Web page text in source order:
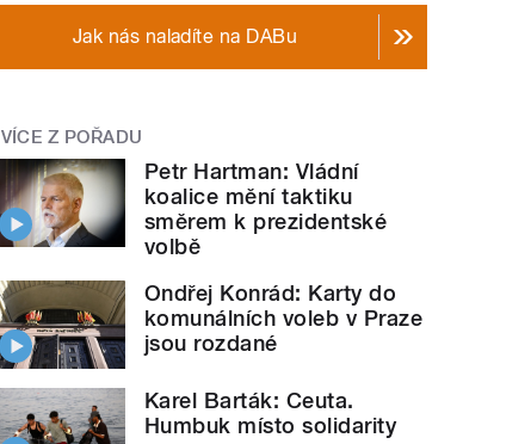
Jak nás naladíte na DABu
VÍCE Z POŘADU
Petr Hartman: Vládní
koalice mění taktiku
směrem k prezidentské
volbě
Ondřej Konrád: Karty do
komunálních voleb v Praze
jsou rozdané
Karel Barták: Ceuta.
Humbuk místo solidarity